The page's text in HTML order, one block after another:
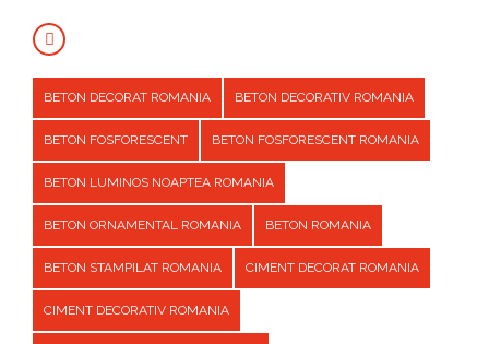
BETON DECORAT ROMANIA BETON DECORATIV ROMANIA
BETON FOSFORESCENT BETON FOSFORESCENT ROMANIA
BETON LUMINOS NOAPTEA ROMANIA
BETON ORNAMENTAL ROMANIA BETON ROMANIA
BETON STAMPILAT ROMANIA CIMENT DECORAT ROMANIA
CIMENT DECORATIV ROMANIA